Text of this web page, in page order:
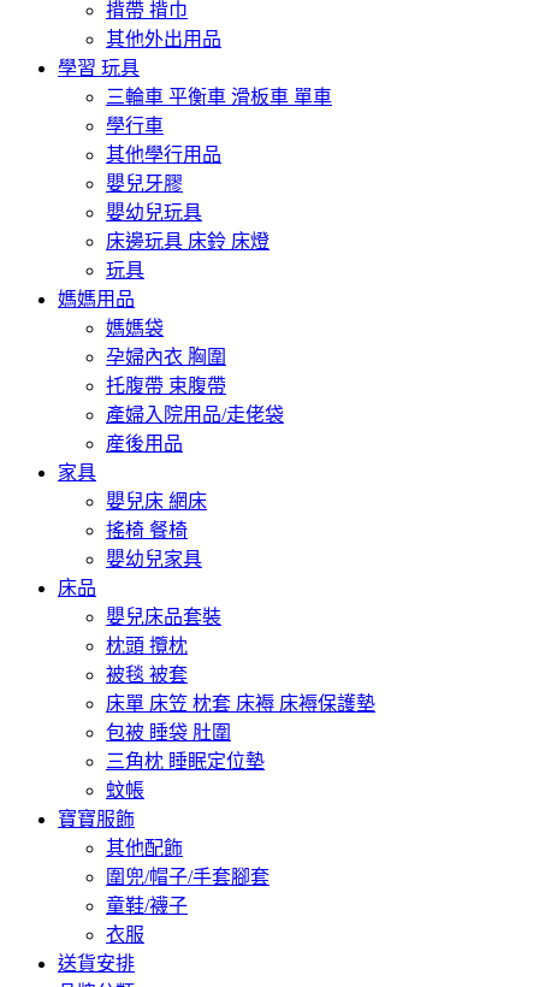
揹帶 揹巾
其他外出用品
學習 玩具
三輪車 平衡車 滑板車 單車
學行車
其他學行用品
嬰兒牙膠
嬰幼兒玩具
床邊玩具 床鈴 床燈
玩具
媽媽用品
媽媽袋
孕婦內衣 胸圍
托腹帶 束腹帶
產婦入院用品/走佬袋
産後用品
家具
嬰兒床 網床
搖椅 餐椅
嬰幼兒家具
床品
嬰兒床品套裝
枕頭 攬枕
被毯 被套
床單 床笠 枕套 床褥 床褥保護墊
包被 睡袋 肚圍
三角枕 睡眠定位墊
蚊帳
寶寶服飾
其他配飾
圍兜/帽子/手套腳套
童鞋/襪子
衣服
送貨安排